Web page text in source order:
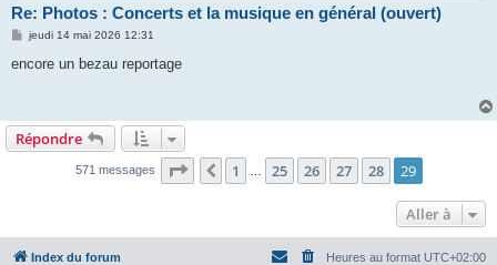
Re: Photos : Concerts et la musique en général (ouvert)
M
s
jeudi 14 mai 2026 12:31
encore un bezau reportage
Répondre
571 messages Page 29 sur 29
Précédente
1 25 26 27 28 29
Aller à
Index du forum Heures au format UTC+02:00